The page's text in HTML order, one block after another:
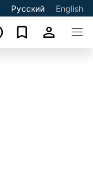
Русский English